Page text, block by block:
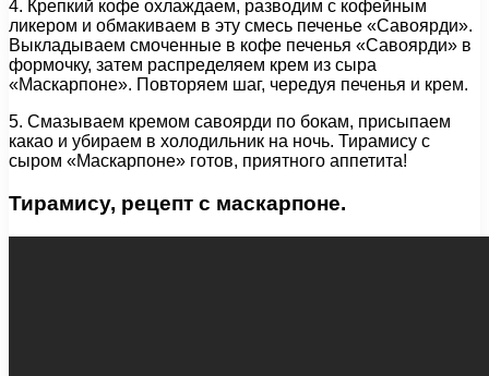
4. Крепкий кофе охлаждаем, разводим с кофейным
ликером и обмакиваем в эту смесь печенье «Савоярди».
Выкладываем смоченные в кофе печенья «Савоярди» в
формочку, затем распределяем крем из сыра
«Маскарпоне». Повторяем шаг, чередуя печенья и крем.
5. Смазываем кремом савоярди по бокам, присыпаем
какао и убираем в холодильник на ночь. Тирамису с
сыром «Маскарпоне» готов, приятного аппетита!
Тирамису, рецепт с маскарпоне.